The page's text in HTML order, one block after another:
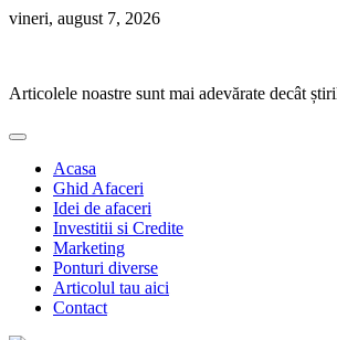
Skip
vineri, august 7, 2026
Articolele noastre sunt mai adevărate decât
Acasa
Ghid Afaceri
Idei de afaceri
Investitii si Credite
Marketing
Ponturi diverse
Articolul tau aici
Contact